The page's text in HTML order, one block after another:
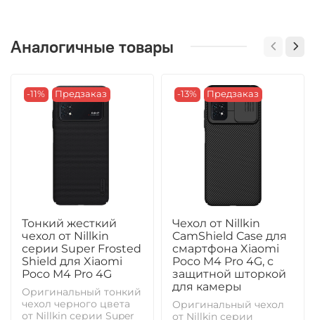
Аналогичные товары
-11% Предзаказ
Тонкий жесткий
чехол от Nillkin
серии Super Frosted
Shield для Xiaomi
Poco M4 Pro 4G
Оригинальный тонкий
чехол черного цвета
от Nillkin серии Super
-13% Предзаказ
Чехол от Nillkin
CamShield Case для
смартфона Xiaomi
Poco M4 Pro 4G, с
защитной шторкой
для камеры
Оригинальный чехол
от Nillkin серии